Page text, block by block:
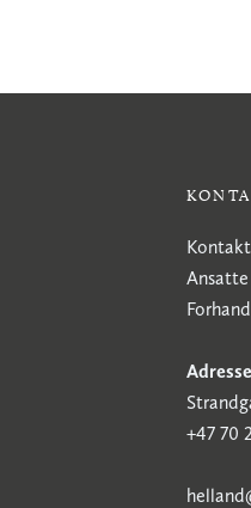
Ansatte
+47 70
h